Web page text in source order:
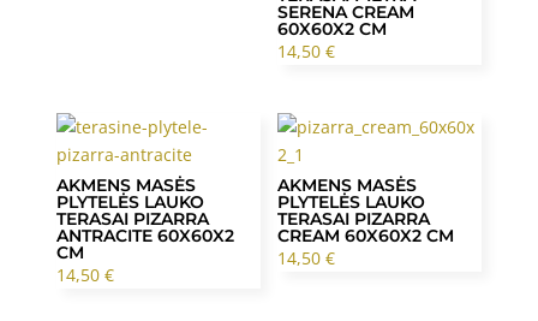
SERENA CREAM
60X60X2 CM
14,50€
AKMENS MASĖS
PLYTELĖS LAUKO
TERASAI PIZARRA
ANTRACITE 60X60X2
CM
14,50 €
AKMENS MASĖS
PLYTELĖS LAUKO
TERASAI PIZARRA
CREAM 60X60X2 CM
14,50€